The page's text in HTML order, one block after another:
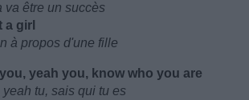
va être un succès
a girl
à propos d'une fille
yeah you, know who you are
tu, sais qui tu es